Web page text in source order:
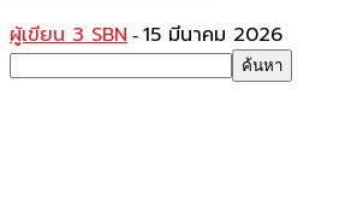
ผู้เขียน 3 SBN - 15 มีนาคม 2026